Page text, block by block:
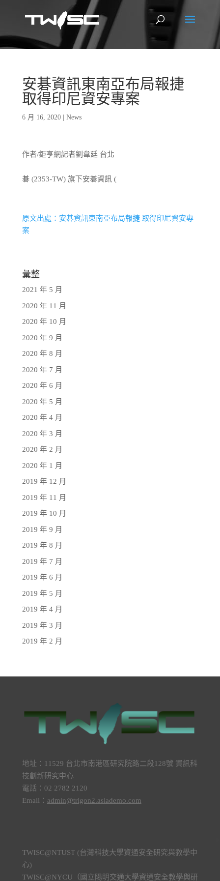
安碁資訊東南亞布局報捷
取得印尼資安專案
6 月 16, 2020| News
作者/鉅亨網記者劉韋廷 台北
碁 (2353-TW) 旗下安碁資訊 (
原文出處：安碁資訊東南亞布局報捷 取得印尼資安專
案
彙整
2021 年 5 月
2020 年 11 月
2020 年 10 月
2020 年 9 月
2020 年 8 月
2020 年 7 月
2020 年 6 月
2020 年 5 月
2020 年 4 月
2020 年 3 月
2020 年 2 月
2020 年 1 月
2019 年 12 月
2019 年 11 月
2019 年 10 月
2019 年 9 月
2019 年 8 月
2019 年 7 月
2019 年 6 月
2019 年 5 月
2019 年 4 月
2019 年 3 月
2019 年 2 月
地址：11529 台北市南港區研究院路二段128號 資訊科
技創新研究中心
電話：02 2782 2120
Email： admin@trigon2.asiademo.com
TWISC@NTUST (台灣科技大學資通安全研究與教學中
心)
TWISC@NYCU（國立陽明交通大學資通安全教學與研